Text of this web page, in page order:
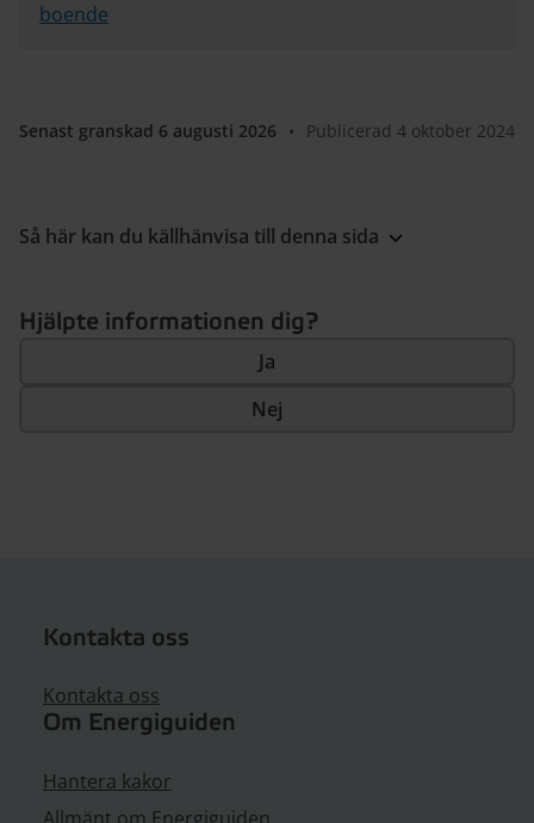
boende
Senast granskad 6 augusti 2026 • Publicerad 4 oktober 2024
Så här kan du källhänvisa till denna sida
Hjälpte informationen dig?
Ja
Nej
Kontakta oss
Kontakta oss
Om Energiguiden
Hantera kakor